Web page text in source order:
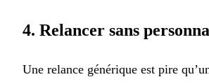
4. Relancer sans
Une relance générique est pire